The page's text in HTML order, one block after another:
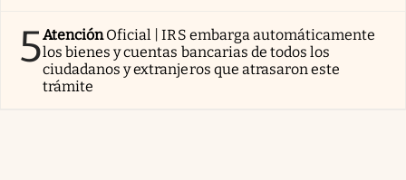
5AtenciónOficial | IRS embarga automáticamente
los bienes y cuentas bancarias de todos los
ciudadanos y extranjeros que atrasaron este
trámite